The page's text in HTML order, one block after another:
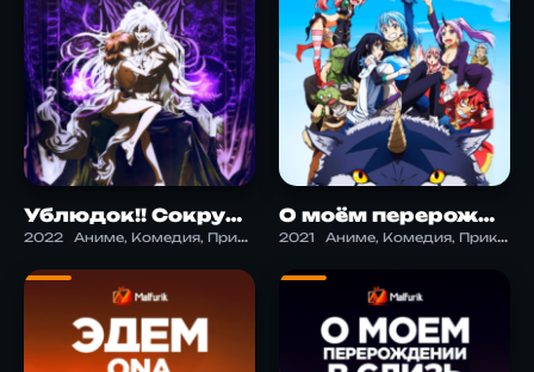
Ублюдок!! Сокрушитель тьмы ONA
2022 Аниме, Комедия, Приключения, Сэйнэн, Фэнтези, Этти, Экшен
О моём перерождении в слизь 2. Часть 2
2021 Аниме, Комедия, Приключения, Фэнтези, Экшен